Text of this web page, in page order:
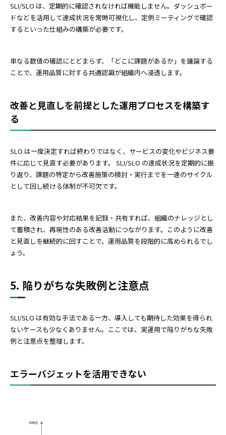
SLI/SLO は、定期的に確認されなければ機能しません。ダッシュボー
ドなどを活用して達成状況を常時可視化し、定例ミーティングで確認
するといった仕組みの構築が必要です。
単なる数値の確認にとどまらず、「どこに課題があるか」を議論する
ことで、運用品質に対する共通認識が組織内へ浸透します。
改善と見直しを前提とした運用プロセスを構築す
る
SLO は一度決定すれば終わりではなく、サービスの変化やビジネス要
件に応じて見直す必要があります。 SLI/SLO の達成状況を定期的に振
り返り、課題の特定から改善施策の検討・実行までを一連のサイクル
として回し続ける体制が不可欠です。
また、改善内容や対応結果を記録・共有すれば、組織のナレッジとし
て蓄積され、再現性のある改善活動につながります。このように改善
と見直しを継続的に回すことで、運用品質を段階的に高められるでし
ょう。
5. 陥りがちな失敗例と注意点
SLI/SLO は有効な手法である一方、導入しても期待した効果を得られ
ないケースも少なくありません。ここでは、実運用で陥りがちな失敗
例と注意点を整理します。
エラーバジェットを活用できない